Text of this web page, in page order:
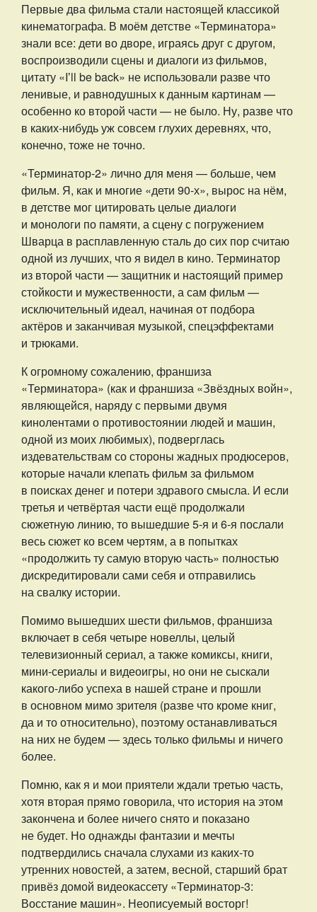
Первые два фильма стали настоящей классикой
кинематографа. В моём детстве «Терминатора»
знали все: дети во дворе, играясь друг с другом,
воспроизводили сцены и диалоги из фильмов,
цитату «Iʼll be back» не использовали разве что
ленивые, и равнодушных к данным картинам —
особенно ко второй части — не было. Ну, разве что
в каких-нибудь уж совсем глухих деревнях, что,
конечно, тоже не точно.
«Терминатор-2» лично для меня — больше, чем
фильм. Я, как и многие «дети 90-х», вырос на нём,
в детстве мог цитировать целые диалоги
и монологи по памяти, а сцену с погружением
Шварца в расплавленную сталь до сих пор считаю
одной из лучших, что я видел в кино. Терминатор
из второй части — защитник и настоящий пример
стойкости и мужественности, а сам фильм —
исключительный идеал, начиная от подбора
актёров и заканчивая музыкой, спецэффектами
и трюками.
К огромному сожалению, франшиза
«Терминатора» (как и франшиза «Звёздных войн»,
являющейся, наряду с первыми двумя
кинолентами о противостоянии людей и машин,
одной из моих любимых), подверглась
издевательствам со стороны жадных продюсеров,
которые начали клепать фильм за фильмом
в поисках денег и потери здравого смысла. И если
третья и четвёртая части ещё продолжали
сюжетную линию, то вышедшие 5-я и 6-я послали
весь сюжет ко всем чертям, а в попытках
«продолжить ту самую вторую часть» полностью
дискредитировали сами себя и отправились
на свалку истории.
Помимо вышедших шести фильмов, франшиза
включает в себя четыре новеллы, целый
телевизионный сериал, а также комиксы, книги,
мини-сериалы и видеоигры, но они не сыскали
какого-либо успеха в нашей стране и прошли
в основном мимо зрителя (разве что кроме книг,
да и то относительно), поэтому останавливаться
на них не будем — здесь только фильмы и ничего
более.
Помню, как я и мои приятели ждали третью часть,
хотя вторая прямо говорила, что история на этом
закончена и более ничего снято и показано
не будет. Но однажды фантазии и мечты
подтвердились сначала слухами из каких-то
утренних новостей, а затем, весной, старший брат
привёз домой видеокассету «Терминатор-3:
Восстание машин». Неописуемый восторг!